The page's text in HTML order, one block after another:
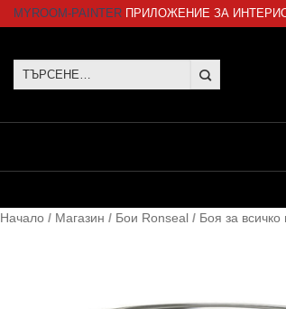
SkipMYROOM-PAINTER ПРИЛОЖЕНИЕ ЗА
Търсене
Начало / Магазин / Бои Ronseal / Боя за всичко